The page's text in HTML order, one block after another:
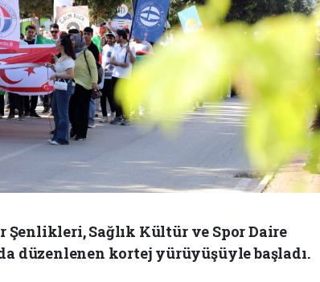
Sağlık Kültür ve Spor Daire
düzenlenen kortej yürüyüşüyle başladı.